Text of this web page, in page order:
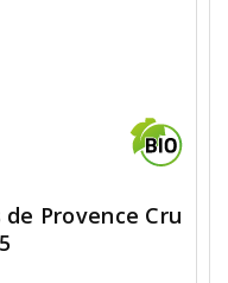
Provence Cru